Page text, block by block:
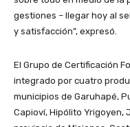
gestiones – llegar hoy al
y satisfacción”, expresó.
El Grupo de Certificación
integrado por cuatro
municipios de Garuhapé,
Capioví, Hipólito Yrigoyen,